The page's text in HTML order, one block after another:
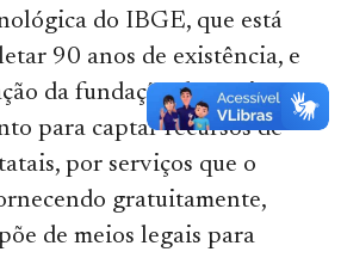
do IBGE, que está
90 anos de existência, e
da fundação de apoio
para captar recursos de
por serviços que o
gratuitamente,
de meios legais para